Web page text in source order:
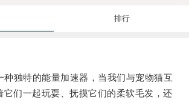
排行
独特的能量加速器，当我们与宠物猫互
它们一起玩耍、抚摸它们的柔软毛发，还